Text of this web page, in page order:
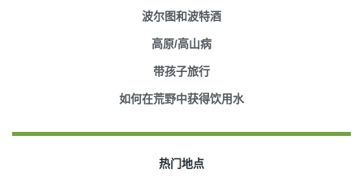
波尔图和波特酒
高原/高山病
带孩子旅行
如何在荒野中获得饮用水
热门地点